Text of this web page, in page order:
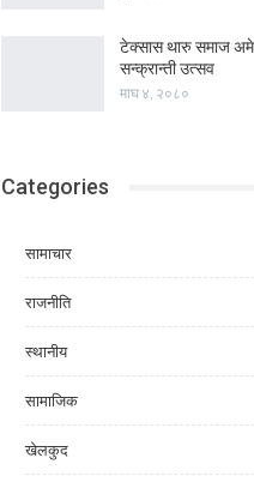
टेक्सास थारु समाज
सन्क्रान्ती उत्सव
माघ ४, २०८०
Categories
सामाचार
राजनीति
स्थानीय
सामाजिक
खेलकुद